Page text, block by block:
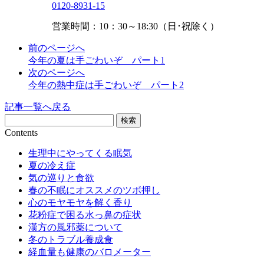
0120-8931-15
営業時間：10：30～18:30（日･祝除く）
前のページへ
今年の夏は手ごわいぞ パート1
次のページへ
今年の熱中症は手ごわいぞ パート2
記事一覧へ戻る
Contents
生理中にやってくる眠気
夏の冷え症
気の巡りと食欲
春の不眠にオススメのツボ押し
心のモヤモヤを解く香り
花粉症で困る水っ鼻の症状
漢方の風邪薬について
冬のトラブル養成食
経血量も健康のバロメーター